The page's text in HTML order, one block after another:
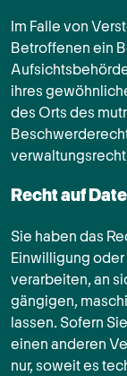
Im Falle von
Betroffenen ein
ihres
des Orts des
Recht auf
Sie haben das
Einwilligung
verarbeiten, an
gängigen,
lassen. Sofern
einen anderen
nur, soweit es